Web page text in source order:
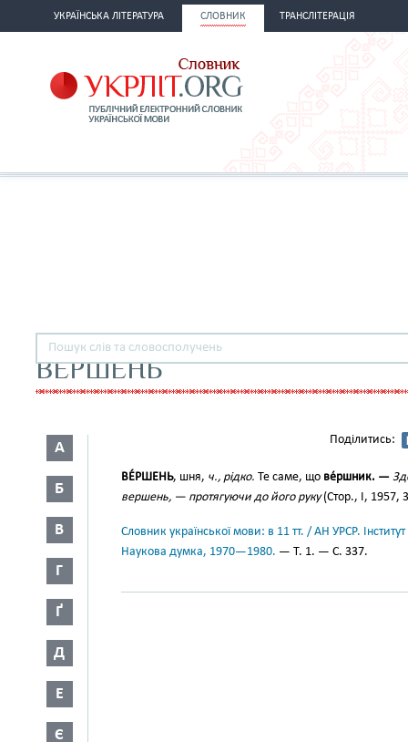
УКРАЇНСЬКА ЛІТЕРАТУРА СЛОВНИК ТРАНСЛІТЕРАЦІЯ
ВЕРШЕНЬ
А
Б
В
Г
Ґ
Д
Е
Є
Поділитись:
ВЕ́РШЕНЬ, шня, ч., рідко. Те саме, що ве́ршник. —
вершень, — протягуючи до його руку(Стор., І, 1957,
Словник української мови: в 11 тт. / АН УРСР.
Наукова думка, 1970—1980. — Т. 1. — С. 337.